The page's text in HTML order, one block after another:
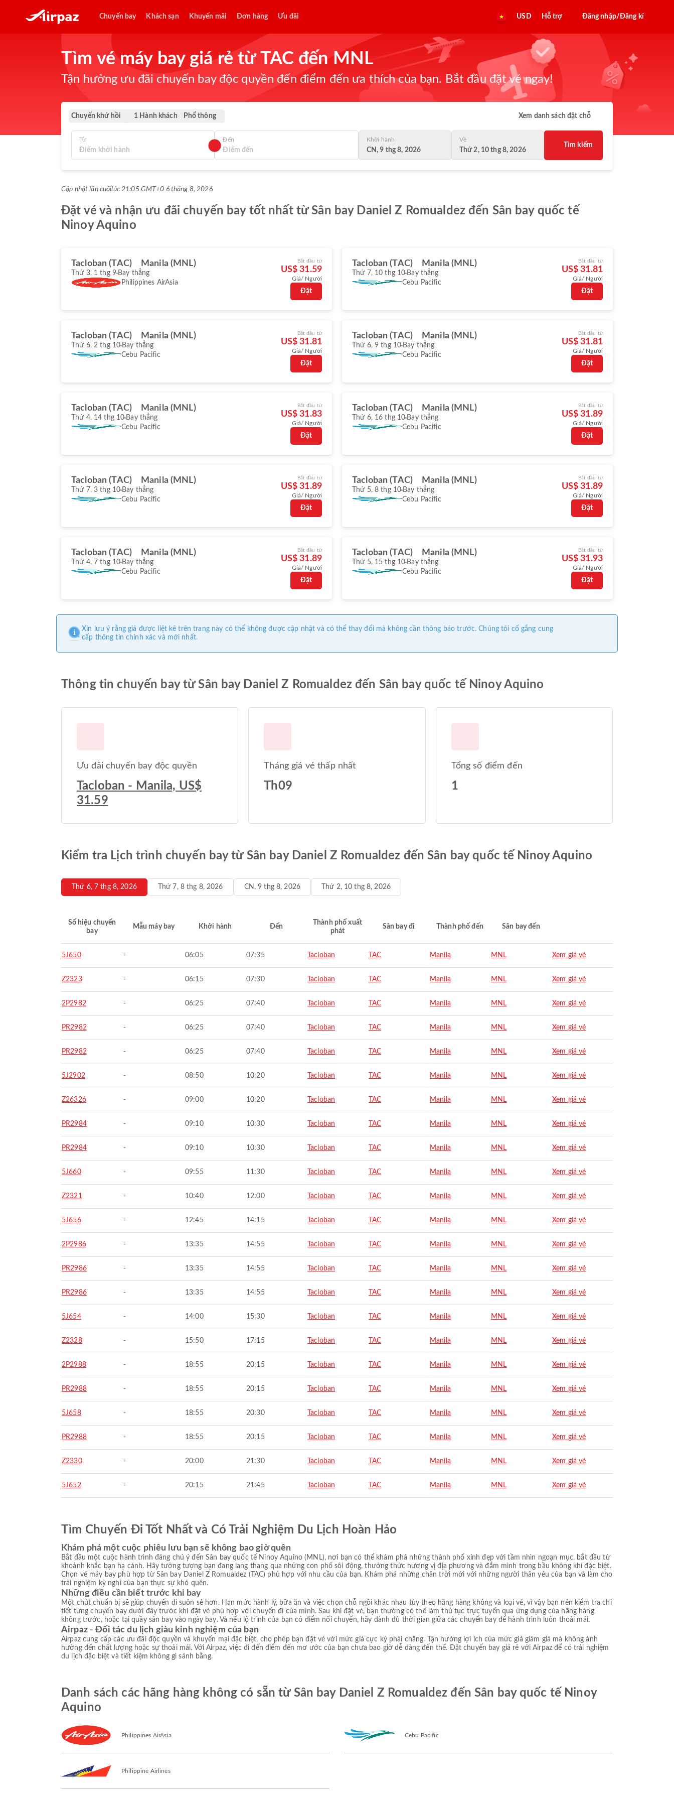
Chuyến bay Khách sạn Khuyến mãi Đơn hàng Ưu đãi USD Hỗ trợ Đăng nhập/Đăng kí
Tìm vé máy bay giá rẻ từ TAC đến MNL
Tận hưởng ưu đãi chuyến bay độc quyền đến điểm đến ưa thích của bạn. Bắt đầu đặt vé ngay!
Chuyến khứ hồi 1 Hành khách Phổ thông Xem danh sách đặt chỗ
Từ Đến Khởi hành
CN, 9 thg 8, 2026
Về
Thứ 2, 10 thg 8, 2026
Tìm kiếm
Cập nhật lần cuốilúc 21:05 GMT+0 6 tháng 8, 2026
Đặt vé và nhận ưu đãi chuyến bay tốt nhất từ Sân bay Daniel Z Romualdez đến Sân bay quốc tế
Ninoy Aquino
Tacloban (TAC) Manila (MNL)
Thứ 3, 1 thg 9 Bay thẳng
Philippines AirAsia
Bắt đầu từ
US$ 31.59
Giá/ Người
Đặt
Tacloban (TAC) Manila (MNL)
Thứ 7, 10 thg 10 Bay thẳng
Cebu Pacific
Bắt đầu từ
US$ 31.81
Giá/ Người
Đặt
Tacloban (TAC) Manila (MNL)
Thứ 6, 2 thg 10 Bay thẳng
Cebu Pacific
Bắt đầu từ
US$ 31.81
Giá/ Người
Đặt
Tacloban (TAC) Manila (MNL)
Thứ 6, 9 thg 10 Bay thẳng
Cebu Pacific
Bắt đầu từ
US$ 31.81
Giá/ Người
Đặt
Tacloban (TAC) Manila (MNL)
Thứ 4, 14 thg 10 Bay thẳng
Cebu Pacific
Bắt đầu từ
US$ 31.83
Giá/ Người
Đặt
Tacloban (TAC) Manila (MNL)
Thứ 6, 16 thg 10 Bay thẳng
Cebu Pacific
Bắt đầu từ
US$ 31.89
Giá/ Người
Đặt
Tacloban (TAC) Manila (MNL)
Thứ 7, 3 thg 10 Bay thẳng
Cebu Pacific
Bắt đầu từ
US$ 31.89
Giá/ Người
Đặt
Tacloban (TAC) Manila (MNL)
Thứ 5, 8 thg 10 Bay thẳng
Cebu Pacific
Bắt đầu từ
US$ 31.89
Giá/ Người
Đặt
Tacloban (TAC) Manila (MNL)
Thứ 4, 7 thg 10 Bay thẳng
Cebu Pacific
Bắt đầu từ
US$ 31.89
Giá/ Người
Đặt
Tacloban (TAC) Manila (MNL)
Thứ 5, 15 thg 10 Bay thẳng
Cebu Pacific
Bắt đầu từ
US$ 31.93
Giá/ Người
Đặt
Xin lưu ý rằng giá được liệt kê trên trang này có thể không được cập nhật và có thể thay đổi mà không cần thông báo trước. Chúng tôi cố gắng cung
cấp thông tin chính xác và mới nhất.
Thông tin chuyến bay từ Sân bay Daniel Z Romualdez đến Sân bay quốc tế Ninoy Aquino
Ưu đãi chuyến bay độc quyền
Tacloban - Manila, US$
31.59
Tháng giá vé thấp nhất
Th09
Tổng số điểm đến
1
Kiểm tra Lịch trình chuyến bay từ Sân bay Daniel Z Romualdez đến Sân bay quốc tế Ninoy Aquino
Thứ 6, 7 thg 8, 2026 Thứ 7, 8 thg 8, 2026 CN, 9 thg 8, 2026 Thứ 2, 10 thg 8, 2026
Số hiệu chuyến
bay
Mẫu máy bay Khởi hành Đến
Thành phố xuất
phát
Sân bay đi Thành phố đến Sân bay đến
5J650 - 06:05 07:35 Tacloban TAC Manila MNL Xem giá vé
Z2323 - 06:15 07:30 Tacloban TAC Manila MNL Xem giá vé
2P2982 - 06:25 07:40 Tacloban TAC Manila MNL Xem giá vé
PR2982 - 06:25 07:40 Tacloban TAC Manila MNL Xem giá vé
PR2982 - 06:25 07:40 Tacloban TAC Manila MNL Xem giá vé
5J2902 - 08:50 10:20 Tacloban TAC Manila MNL Xem giá vé
Z26326 - 09:00 10:20 Tacloban TAC Manila MNL Xem giá vé
PR2984 - 09:10 10:30 Tacloban TAC Manila MNL Xem giá vé
PR2984 - 09:10 10:30 Tacloban TAC Manila MNL Xem giá vé
5J660 - 09:55 11:30 Tacloban TAC Manila MNL Xem giá vé
Z2321 - 10:40 12:00 Tacloban TAC Manila MNL Xem giá vé
5J656 - 12:45 14:15 Tacloban TAC Manila MNL Xem giá vé
2P2986 - 13:35 14:55 Tacloban TAC Manila MNL Xem giá vé
PR2986 - 13:35 14:55 Tacloban TAC Manila MNL Xem giá vé
PR2986 - 13:35 14:55 Tacloban TAC Manila MNL Xem giá vé
5J654 - 14:00 15:30 Tacloban TAC Manila MNL Xem giá vé
Z2328 - 15:50 17:15 Tacloban TAC Manila MNL Xem giá vé
2P2988 - 18:55 20:15 Tacloban TAC Manila MNL Xem giá vé
PR2988 - 18:55 20:15 Tacloban TAC Manila MNL Xem giá vé
5J658 - 18:55 20:30 Tacloban TAC Manila MNL Xem giá vé
PR2988 - 18:55 20:15 Tacloban TAC Manila MNL Xem giá vé
Z2330 - 20:00 21:30 Tacloban TAC Manila MNL Xem giá vé
5J652 - 20:15 21:45 Tacloban TAC Manila MNL Xem giá vé
Tìm Chuyến Đi Tốt Nhất và Có Trải Nghiệm Du Lịch Hoàn Hảo
Khám phá một cuộc phiêu lưu bạn sẽ không bao giờ quên
Bắt đầu một cuộc hành trình đáng chú ý đến Sân bay quốc tế Ninoy Aquino (MNL), nơi bạn có thể khám phá những thành phố xinh đẹp với tầm nhìn ngoạn mục, bắt đầu từ
khoảnh khắc bạn hạ cánh. Hãy tưởng tượng bạn đang lang thang qua những con phố sôi động, thưởng thức hương vị địa phương và đắm mình trong bầu không khí đặc biệt.
Chọn vé máy bay phù hợp từ Sân bay Daniel Z Romualdez (TAC) phù hợp với nhu cầu của bạn. Khám phá những chân trời mới với những người thân yêu của bạn và làm cho
trải nghiệm kỳ nghỉ của bạn thực sự khó quên.
Những điều cần biết trước khi bay
Một chút chuẩn bị sẽ giúp chuyến đi suôn sẻ hơn. Hạn mức hành lý, bữa ăn và việc chọn chỗ ngồi khác nhau tùy theo hãng hàng không và loại vé, vì vậy bạn nên kiểm tra chi
tiết từng chuyến bay dưới đây trước khi đặt vé phù hợp với chuyến đi của mình. Sau khi đặt vé, bạn thường có thể làm thủ tục trực tuyến qua ứng dụng của hãng hàng
không trước, hoặc tại quầy sân bay vào ngày bay. Và nếu lộ trình của bạn có điểm nối chuyến, hãy dành đủ thời gian giữa các chuyến bay để hành trình luôn thoải mái.
Airpaz - Đối tác du lịch giàu kinh nghiệm của bạn
Airpaz cung cấp các ưu đãi độc quyền và khuyến mại đặc biệt, cho phép bạn đặt vé với mức giá cực kỳ phải chăng. Tận hưởng lợi ích của mức giá giảm giá mà không ảnh
hưởng đến chất lượng hoặc sự thoải mái. Với Airpaz, việc đi đến điểm đến mơ ước của bạn chưa bao giờ dễ dàng đến thế. Đặt chuyến bay giá rẻ với Airpaz để có trải nghiệm
du lịch đặc biệt và tiết kiệm không gì sánh bằng.
Danh sách các hãng hàng không có sẵn từ Sân bay Daniel Z Romualdez đến Sân bay quốc tế Ninoy
Aquino
Philippines AirAsia Cebu Pacific
Philippine Airlines